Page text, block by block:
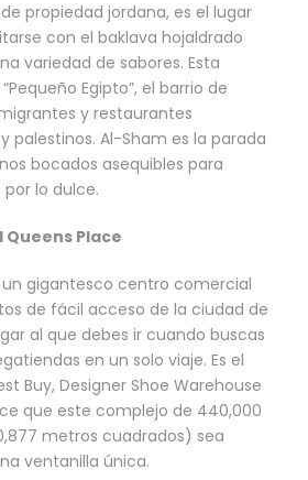
propiedad jordana, es el lugar
con el baklava hojaldrado
variedad de sabores. Esta
Egipto”, el barrio de
y restaurantes
palestinos. Al-Sham es la parada
bocados asequibles para
lo dulce.
Place
un gigantesco centro comercial
de fácil acceso de la ciudad de
al que debes ir cuando buscas
en un solo viaje. Es el
Buy, Designer Shoe Warehouse
que este complejo de 440,000
metros cuadrados) sea
ventanilla única.